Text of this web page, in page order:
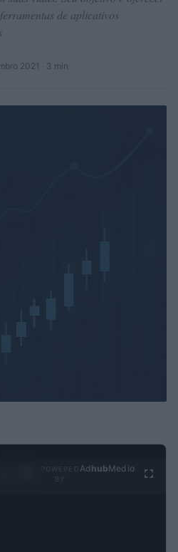
de aplicativos
2021 · 3 min
Ad hubMedia